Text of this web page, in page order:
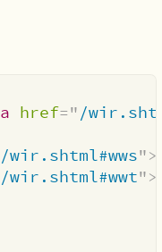
a href=" /
/wir.shtml#wws">
/wir.shtml#wwt">